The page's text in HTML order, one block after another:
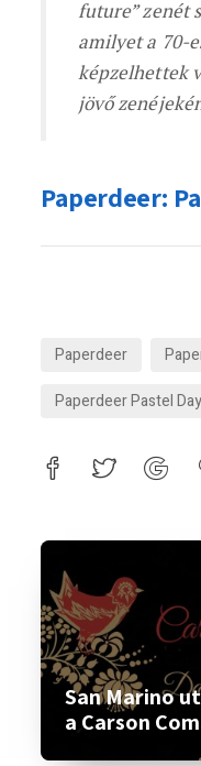
future” zenét
amilyet a 70-
képzelhettek
jövő
Paperdeer:
Paperdeer
Paperdeer Pastel
San Marino
a Carson